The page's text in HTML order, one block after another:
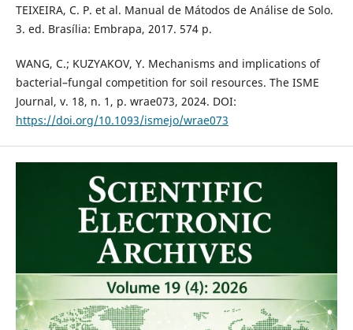
TEIXEIRA, C. P. et al. Manual de Mátodos de Análise de Solo.
3. ed. Brasília: Embrapa, 2017. 574 p.
WANG, C.; KUZYAKOV, Y. Mechanisms and implications of
bacterial–fungal competition for soil resources. The ISME
Journal, v. 18, n. 1, p. wrae073, 2024. DOI:
https://doi.org/10.1093/ismejo/wrae073